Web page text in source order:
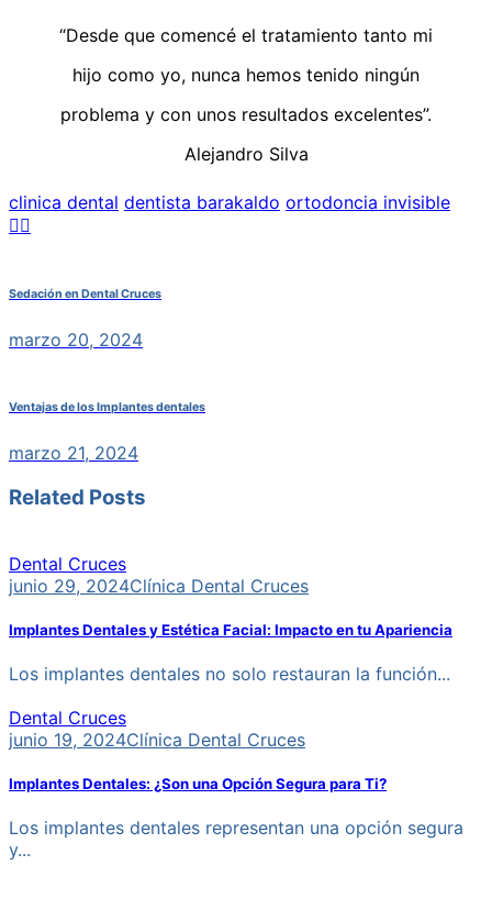
“Desde que comencé el tratamiento tanto mi
hijo como yo, nunca hemos tenido ningún
problema y con unos resultados excelentes”.
Alejandro Silva
clinica dental dentista barakaldo ortodoncia invisible
Sedación en Dental Cruces
marzo 20, 2024
Ventajas de los Implantes dentales
marzo 21, 2024
Related Posts
Dental Cruces
junio 29, 2024Clínica Dental Cruces
Implantes Dentales y Estética Facial: Impacto en tu Apariencia
Los implantes dentales no solo restauran la función...
Dental Cruces
junio 19, 2024Clínica Dental Cruces
Implantes Dentales: ¿Son una Opción Segura para Ti?
Los implantes dentales representan una opción segura
y...